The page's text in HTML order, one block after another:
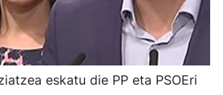
eskatu die PP eta PSOEri